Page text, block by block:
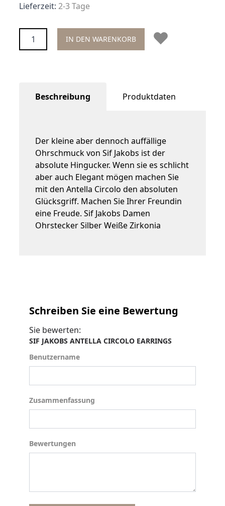
Lieferzeit: 2-3 Tage
Menge IN DEN WARENKORB
Beschreibung Produktdaten
Der kleine aber dennoch auffällige
Ohrschmuck von Sif Jakobs ist der
absolute Hingucker. Wenn sie es schlicht
aber auch Elegant mögen machen Sie
mit den Antella Circolo den absoluten
Glücksgriff. Machen Sie Ihrer Freundin
eine Freude. Sif Jakobs Damen
Ohrstecker Silber Weiße Zirkonia
Schreiben Sie eine Bewertung
Sie bewerten:
SIF JAKOBS ANTELLA CIRCOLO EARRINGS
Benutzername
Benutzername
Zusammenfassung
Zusammenfassung
Bewertungen
Bewertungen